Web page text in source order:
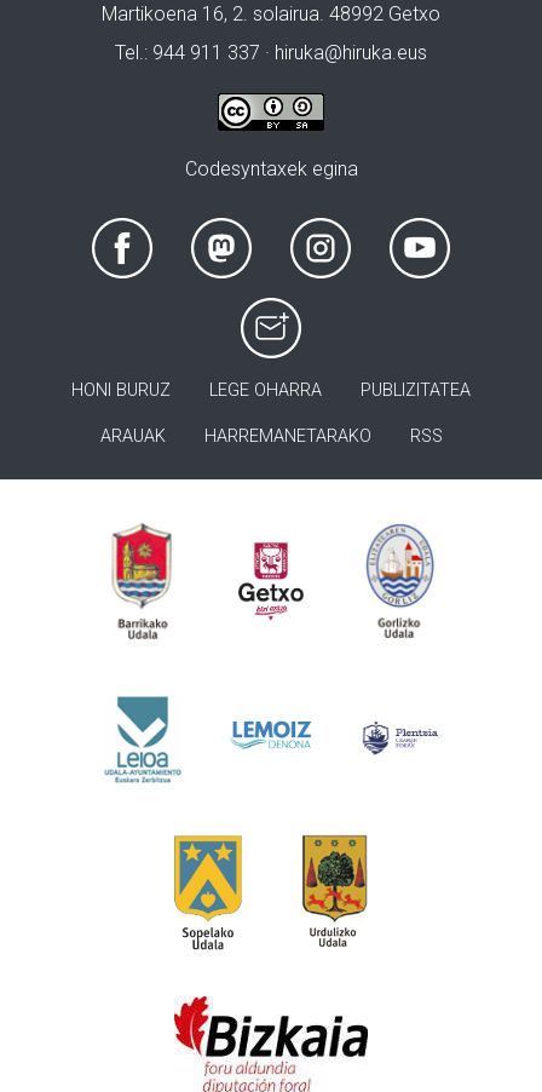
Martikoena 16, 2. solairua. 48992 Getxo
Tel.: 944 911 337 · hiruka@hiruka.eus
Codesyntaxek egina
HONI BURUZ LEGE OHARRA PUBLIZITATEA
ARAUAK HARREMANETARAKO RSS